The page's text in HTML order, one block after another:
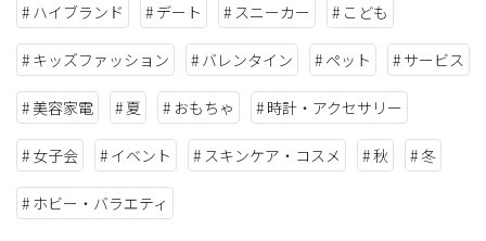
ハイブランド デート スニーカー こども
キッズファッション バレンタイン ペット サービス
美容家電 夏 おもちゃ 時計・アクセサリー
女子会 イベント スキンケア・コスメ 秋 冬
ホビー・バラエティ